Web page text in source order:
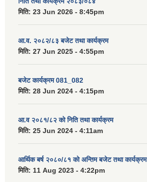
मिति: 23 Jun 2026 - 8:45pm
आ.व. २०८२/८३ बजेट तथा कार्यक्रम
मिति: 27 Jun 2025 - 4:55pm
बजेट कार्यक्रम 081_082
मिति: 28 Jun 2024 - 4:15pm
आ.व २०८१/८२ को निति तथा कार्यक्रम
मिति: 25 Jun 2024 - 4:11am
आर्थिक बर्ष २०८०/८१ को अन्तिम बजेट तथा कार्यक्रम
मिति: 11 Aug 2023 - 4:22pm